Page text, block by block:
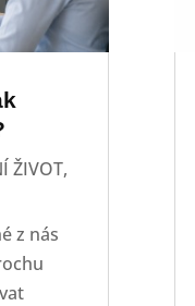
ŽIVOT,
z nás